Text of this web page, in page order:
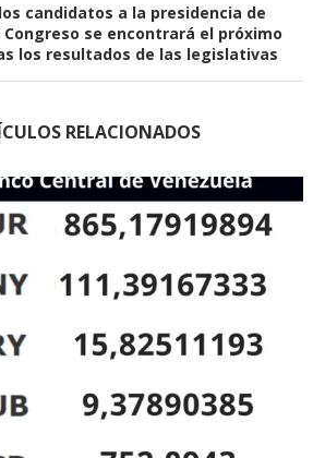
candidatos a la presidencia de
Congreso se encontrará el próximo
los resultados de las legislativas
RELACIONADOS